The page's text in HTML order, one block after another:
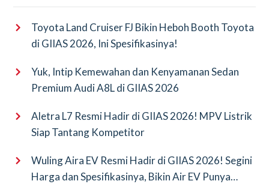
Toyota Land Cruiser FJ Bikin Heboh Booth Toyota
di GIIAS 2026, Ini Spesifikasinya!
Yuk, Intip Kemewahan dan Kenyamanan Sedan
Premium Audi A8L di GIIAS 2026
Aletra L7 Resmi Hadir di GIIAS 2026! MPV Listrik
Siap Tantang Kompetitor
Wuling Aira EV Resmi Hadir di GIIAS 2026! Segini
Harga dan Spesifikasinya, Bikin Air EV Punya